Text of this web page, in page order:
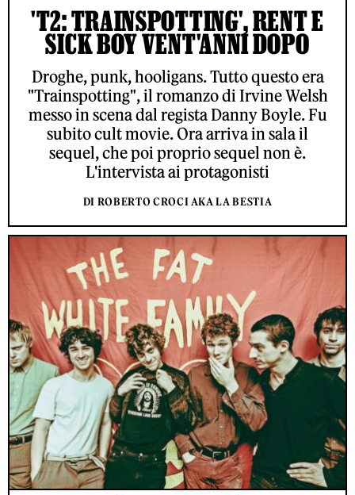
'T2: TRAINSPOTTING', RENT E
SICK BOY VENT'ANNI DOPO
Droghe, punk, hooligans. Tutto questo era
"Trainspotting", il romanzo di Irvine Welsh
messo in scena dal regista Danny Boyle. Fu
subito cult movie. Ora arriva in sala il
sequel, che poi proprio sequel non è.
L'intervista ai protagonisti
DI ROBERTO CROCI AKA LA BESTIA